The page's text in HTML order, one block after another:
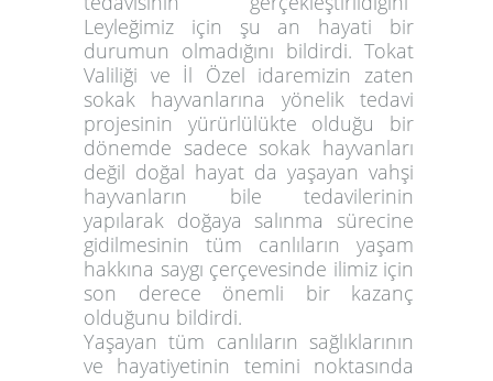
Leyleğimiz için şu an hayati bir
durumun olmadığını bildirdi. Tokat
Valiliği ve İl Özel idaremizin zaten
sokak hayvanlarına yönelik tedavi
projesinin yürürlülükte olduğu bir
dönemde sadece sokak hayvanları
değil doğal hayat da yaşayan vahşi
hayvanların bile tedavilerinin
yapılarak doğaya salınma sürecine
gidilmesinin tüm canlıların yaşam
hakkına saygı çerçevesinde ilimiz için
son derece önemli bir kazanç
olduğunu bildirdi.
Yaşayan tüm canlıların sağlıklarının
ve hayatiyetinin temini noktasında